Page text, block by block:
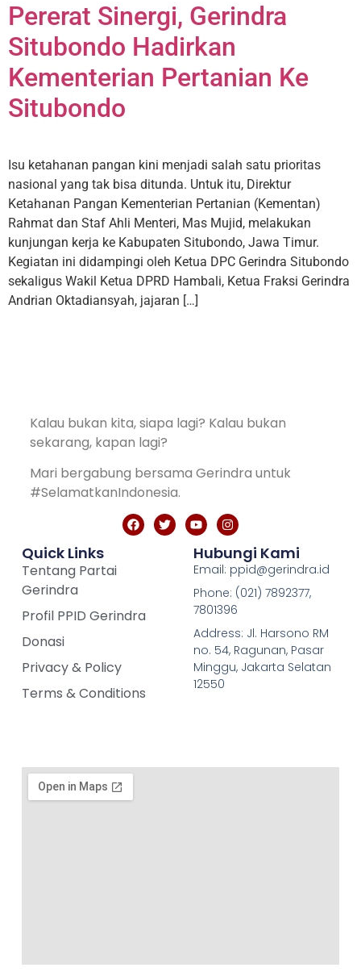
Pererat Sinergi, Gerindra
Situbondo Hadirkan
Kementerian Pertanian Ke
Situbondo
Isu ketahanan pangan kini menjadi salah satu prioritas
nasional yang tak bisa ditunda. Untuk itu, Direktur
Ketahanan Pangan Kementerian Pertanian (Kementan)
Rahmat dan Staf Ahli Menteri, Mas Mujid, melakukan
kunjungan kerja ke Kabupaten Situbondo, Jawa Timur.
Kegiatan ini didampingi oleh Ketua DPC Gerindra Situbondo
sekaligus Wakil Ketua DPRD Hambali, Ketua Fraksi Gerindra
Andrian Oktadiansyah, jajaran […]
Kalau bukan kita, siapa lagi? Kalau bukan
sekarang, kapan lagi?
Mari bergabung bersama Gerindra untuk
#SelamatkanIndonesia.
Quick Links
Tentang Partai
Gerindra
Profil PPID Gerindra
Donasi
Privacy & Policy
Terms & Conditions
Hubungi Kami
Email: ppid@gerindra.id
Phone: (021) 7892377,
7801396
Address: Jl. Harsono RM
no. 54, Ragunan, Pasar
Minggu, Jakarta Selatan
12550